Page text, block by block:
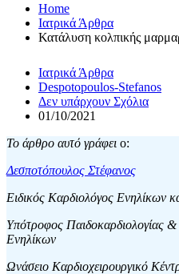
Home
Ιατρικά Άρθρα
Κατάλυση κολπικής
Ιατρικά Άρθρα
Despotopoulos-Stefanos
Δεν υπάρχουν Σχόλια
01/10/2021
Το άρθρο αυτό γράφει ο:
Δεσποτόπουλος Στέφανος
Ειδικός Καρδιολόγος Ενηλίκων
Υπότροφος Παιδοκαρδιολογίας
Ενηλίκων
Ωνάσειο Καρδιοχειρουργικό